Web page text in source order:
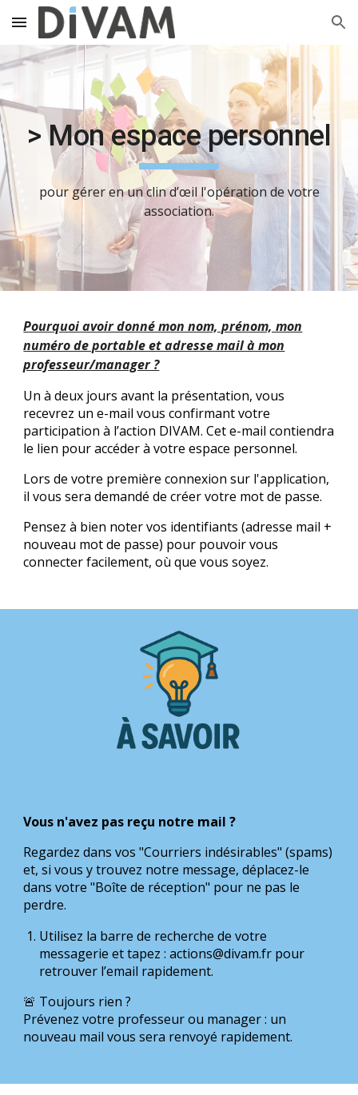
Skip to main content Skip to navigation
> Mon espace personnel
pour gérer en un clin d’œil l'opération de votre
association.
Pourquoi avoir donné mon nom, prénom, mon
numéro de portable et adresse mail à mon
professeur/manager ?
Un à deux jours avant la présentation, vous
recevrez un e-mail vous confirmant votre
participation à l’action DIVAM. Cet e-mail contiendra
le lien pour accéder à votre espace personnel.
Lors de votre première connexion sur l'application,
il vous sera demandé de créer votre mot de passe.
Pensez à bien noter vos identifiants (adresse mail +
nouveau mot de passe) pour pouvoir vous
connecter facilement, où que vous soyez.
Vous n'avez pas reçu notre mail ?
Regardez dans vos "Courriers indésirables" (spams)
et, si vous y trouvez notre message, déplacez-le
dans votre "Boîte de réception" pour ne pas le
perdre.
Utilisez la barre de recherche de votre
messagerie et tapez : actions@divam.fr pour
retrouver l’email rapidement.
🚨 Toujours rien ?
Prévenez votre professeur ou manager : un
nouveau mail vous sera renvoyé rapidement.